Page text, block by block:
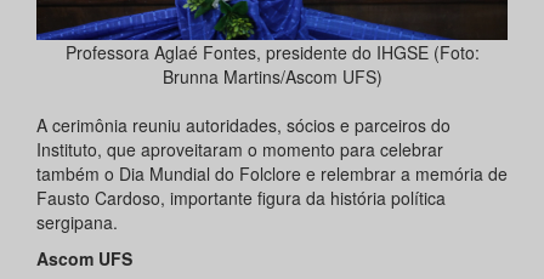
Professora Aglaé Fontes, presidente do IHGSE (Foto:
Brunna Martins/Ascom UFS)
A cerimônia reuniu autoridades, sócios e parceiros do
Instituto, que aproveitaram o momento para celebrar
também o Dia Mundial do Folclore e relembrar a memória de
Fausto Cardoso, importante figura da história política
sergipana.
Ascom UFS